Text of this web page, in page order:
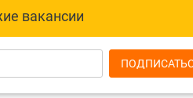
вакансии